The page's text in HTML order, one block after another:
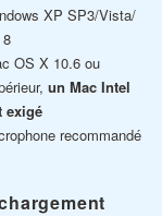
XP SP3/Vista/
OS X 10.6 ou
un Mac Intel
exigé
recommandé